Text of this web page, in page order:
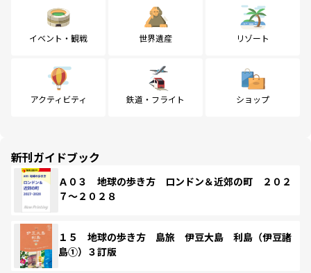
イベント・観戦 世界遺産 リゾート
アクティビティ 鉄道・フライト ショップ
新刊ガイドブック
Ａ０３ 地球の歩き方 ロンドン＆近郊の町 ２０２
７～２０２８
１５ 地球の歩き方 島旅 伊豆大島 利島（伊豆諸
島①）３訂版